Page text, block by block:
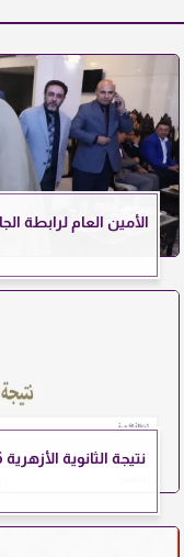
الأمين العام لرابطة